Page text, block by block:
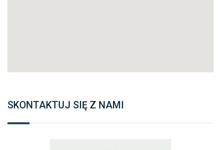
SKONTAKTUJ SIĘ Z NAMI